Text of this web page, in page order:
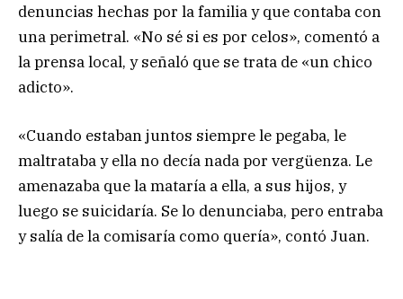
denuncias hechas por la familia y que contaba con
una perimetral. «No sé si es por celos», comentó a
la prensa local, y señaló que se trata de «un chico
adicto».
«Cuando estaban juntos siempre le pegaba, le
maltrataba y ella no decía nada por vergüenza. Le
amenazaba que la mataría a ella, a sus hijos, y
luego se suicidaría. Se lo denunciaba, pero entraba
y salía de la comisaría como quería», contó Juan.